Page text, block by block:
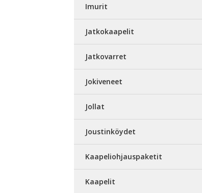
Imurit
Jatkokaapelit
Jatkovarret
Jokiveneet
Jollat
Joustinköydet
Kaapeliohjauspaketit
Kaapelit